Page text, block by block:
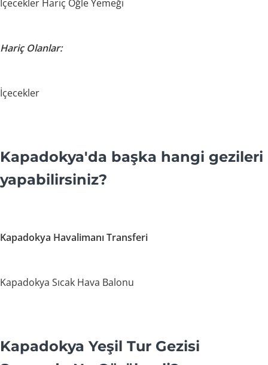
İçecekler Hariç Öğle Yemeği
Hariç Olanlar:
İçecekler
Kapadokya'da başka hangi gezileri
yapabilirsiniz?
Kapadokya Havalimanı Transferi
Kapadokya Sıcak Hava Balonu
Kapadokya Yeşil Tur Gezisi